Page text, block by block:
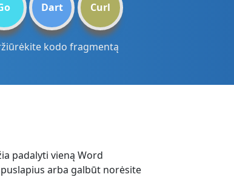
Dart Curl
kodo fragmentą
padalyti vieną Word
arba galbūt norėsite